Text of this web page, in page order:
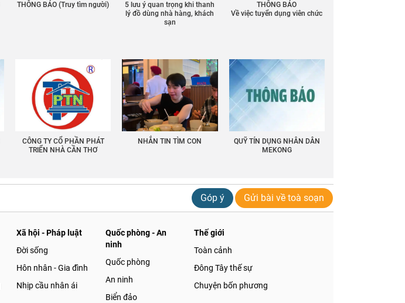
THÔNG BÁO (Truy tìm người)
5 lưu ý quan trọng khi thanh
lý đồ dùng nhà hàng, khách
sạn
THÔNG BÁO
Về việc tuyển dụng viên chức
CÔNG TY CỔ PHẦN PHÁT
TRIỂN NHÀ CẦN THƠ
NHẮN TIN TÌM CON
QUỸ TÍN DỤNG NHÂN DÂN
MEKONG
Góp ý Gửi bài về toà soạn
Xã hội - Pháp luật
Đời sống
Hôn nhân - Gia đình
Nhịp cầu nhân ái
Quốc phòng - An
ninh
Quốc phòng
An ninh
Biển đảo
Thế giới
Toàn cảnh
Đông Tây thế sự
Chuyện bốn phương